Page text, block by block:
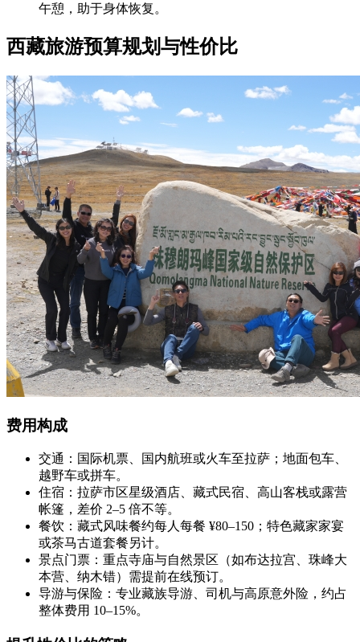
午憩，助于身体恢复。
西藏旅游预算规划与性价比
费用构成
交通：国际机票、国内航班或火车至拉萨；地面包车、
越野车或拼车。
住宿：拉萨市区星级酒店、藏式民宿、高山客栈或露营
帐篷，差价 2–5 倍不等。
餐饮：藏式风味餐约每人每餐 ¥80–150；特色藏家家宴
或茶马古道套餐另计。
景点门票：重点寺庙与自然景区（如布达拉宫、珠峰大
本营、纳木错）需提前在线预订。
导游与保险：专业藏族导游、司机与高原意外险，约占
整体费用 10–15%。